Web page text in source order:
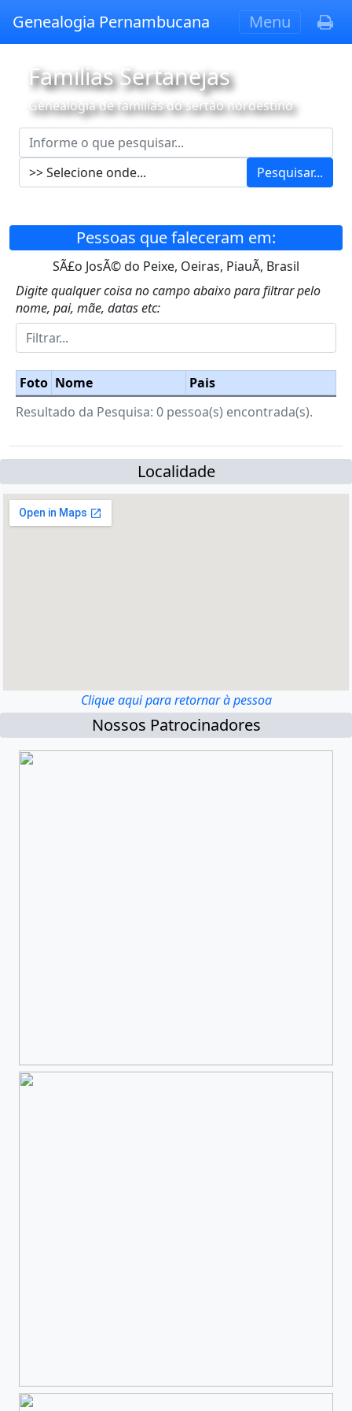
Genealogia Pernambucana Menu
Famílias Sertanejas
Genealogia de famílias do sertão nordestino
Pesquisar...
Pessoas que faleceram em:
SÃ£o JosÃ© do Peixe, Oeiras, PiauÃ­, Brasil
Digite qualquer coisa no campo abaixo para filtrar pelo
nome, pai, mãe, datas etc:
Foto Nome
Pais
Resultado da Pesquisa: 0 pessoa(s) encontrada(s).
Localidade
Clique aqui para retornar à pessoa
Nossos Patrocinadores